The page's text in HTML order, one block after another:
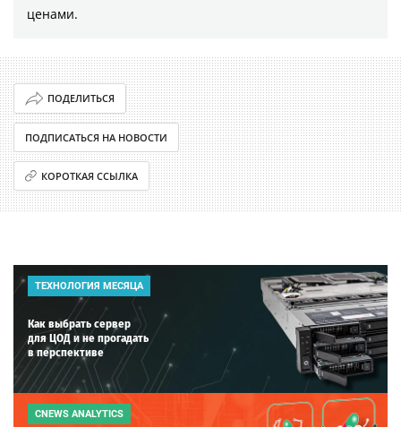
ценами.
ПОДЕЛИТЬСЯ
ПОДПИСАТЬСЯ НА НОВОСТИ
КОРОТКАЯ ССЫЛКА
ТЕХНОЛОГИЯ МЕСЯЦА
Как выбрать сервер
для ЦОД и не прогадать
в перспективе
CNEWS ANALYTICS